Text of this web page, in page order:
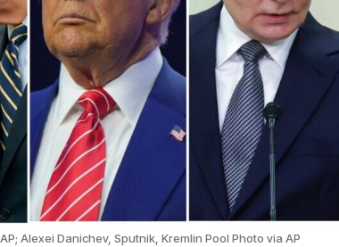
Alexei Danichev, Sputnik, Kremlin Pool Photo via AP